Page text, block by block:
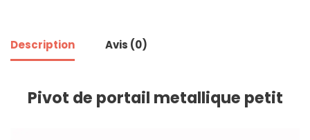
Description Avis (0)
Pivot de portail metallique petit